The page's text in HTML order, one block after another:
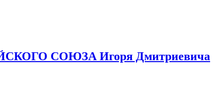
СОЮЗА Игоря Дмитриевича